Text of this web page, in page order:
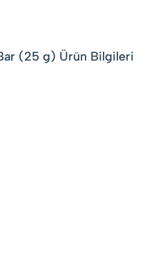
(25 g) Ürün Bilgileri